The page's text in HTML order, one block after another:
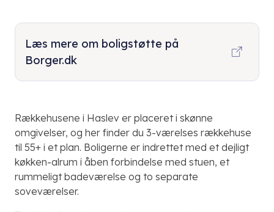
Rækkehusene i Haslev er placeret i skønne
omgivelser, og her finder du 3-værelses rækkehuse
til 55+ i et plan. Boligerne er indrettet med et dejligt
køkken-alrum i åben forbindelse med stuen, et
rummeligt badeværelse og to separate
soveværelser.
Læs mere om boligstøtte på
Borger.dk